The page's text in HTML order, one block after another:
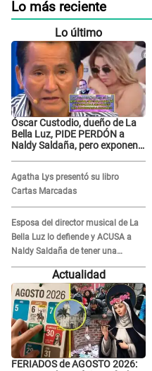
Lo más reciente
Lo último
Óscar Custodio, dueño de La
Bella Luz, PIDE PERDÓN a
Naldy Saldaña, pero exponen
grabar"
Agatha Lys presentó su libro
Cartas Marcadas
Esposa del director musical de La
Bella Luz lo defiende y ACUSA a
Naldy Saldaña de tener una
relación con él y otros integrantes
Actualidad
FERIADOS de AGOSTO 2026: